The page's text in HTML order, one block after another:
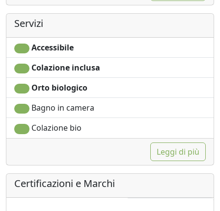
Servizi
Accessibile
Colazione inclusa
Orto biologico
Bagno in camera
Colazione bio
Leggi di più
Certificazioni e Marchi